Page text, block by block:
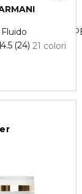
CON
21 colori
4.5 24